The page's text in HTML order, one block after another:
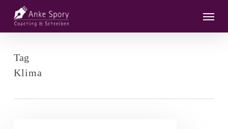
Menu
Tag
Klima